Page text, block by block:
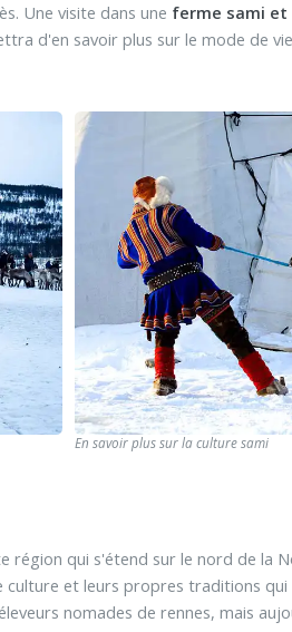
Une visite dans une ferme sami et
d'en savoir plus sur le mode de
En savoir plus sur la culture sami
région qui s'étend sur le nord de la
et leurs propres traditions
nomades de rennes, mais